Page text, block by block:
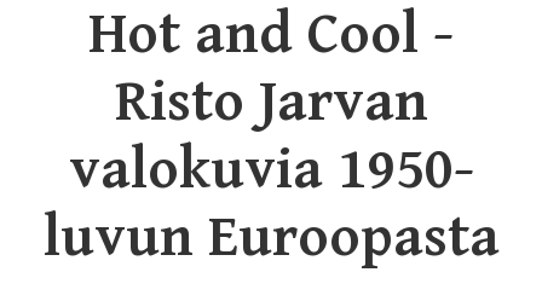
Hot and Cool -
Risto Jarvan
valokuvia 1950-
luvun Euroopasta